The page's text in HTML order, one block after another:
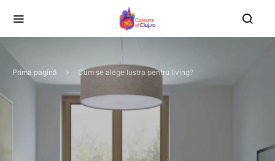
Prima pagină Cum se alege lustra pentru living?